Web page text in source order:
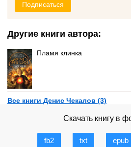
Подписаться
Другие книги автора:
Пламя клинка
Все книги Денис Чекалов (3)
Скачать книгу в
fb2 txt epub